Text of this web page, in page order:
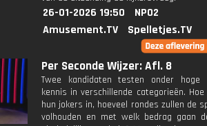
26-01-2026 19:50
NPO2
Amusement.TV
Spelletjes.TV
Per Seconde Wijzer: Afl. 8
Twee kandidaten testen onder hoge
kennis in verschillende categorieën.
hun jokers in, hoeveel rondes zullen de
volhouden en met welk bedrag gaan